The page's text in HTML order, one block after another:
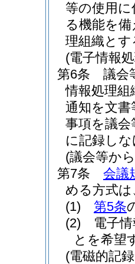
等の使用
る機能を
理組織とす
(電子情報
第6条
議会
情報処理
通知を文
事項を議
に記録し
(議会等か
第7条
会議
める方式は
(1)
第5条
(2)
電子
とを希望
(電磁的記